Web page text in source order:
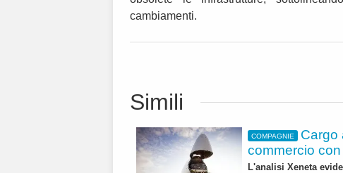
cambiamenti.
Simili
COMPAGNIE
Cargo
commercio
L'analisi Xeneta